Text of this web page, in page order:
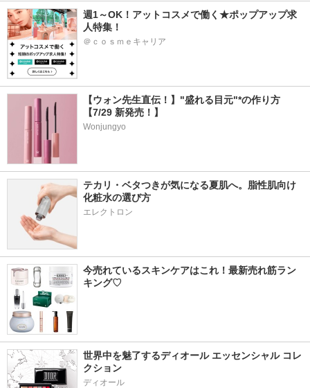
週1～OK！アットコスメで働く★ポップアップ求
人特集！
＠ｃｏｓｍｅキャリア
【ウォン先生直伝！】"盛れる目元"*の作り方
【7/29 新発売！】
Wonjungyo
テカリ・ベタつきが気になる夏肌へ。脂性肌向け
化粧水の選び方
エレクトロン
今売れているスキンケアはこれ！最新売れ筋ラン
キング♡
世界中を魅了するディオール エッセンシャル コレ
クション
ディオール